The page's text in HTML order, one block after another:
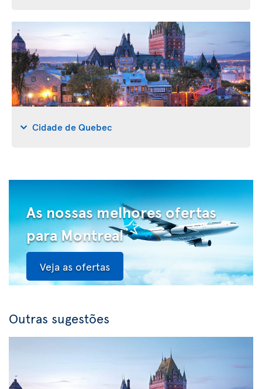
Cidade de Quebec
As nossas melhores ofertas
para Montreal
Veja as ofertas
Outras sugestões